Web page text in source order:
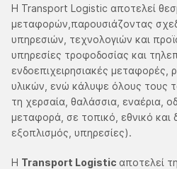
Η Transport Logistic αποτελεί
μεταφορών,παρουσιάζοντας
υπηρεσιών, τεχνολογιών και
υπηρεσίες τροφοδοσίας και
ενδοεπιχειρησιακές μεταφορές,
υλικών, ενώ κάλυψε όλους τους
τη χερσαία, θαλάσσια, εναέρια,
μεταφορά, σε τοπικό, εθνικό και
εξοπλισμός, υπηρεσίες).
Η Transport Logistic αποτελεί